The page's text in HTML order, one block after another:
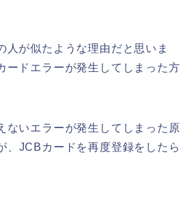
が似たような理由だと思いま
ードエラーが発生してしまった方
ないエラーが発生してしまった原
、JCBカードを再度登録をしたら